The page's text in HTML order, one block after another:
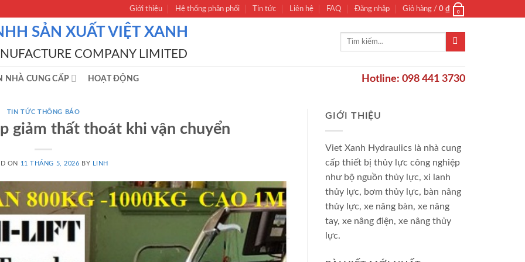
Giới thiệu Hệ thống phân phối Tin tức Liên hệ FAQ Đăng nhập Giỏ hàng / 0 ₫ 0
SẢN XUẤT VIỆT XANH
COMPANY LIMITED
Tìm
NHÀ CUNG CẤP HOẠT ĐỘNG Hotline: 098 441 3730
TIN TỨC THÔNG BÁO
giảm thất thoát khi vận chuyển
ON 11 THÁNG 5, 2026 BY LINH
GIỚI THIỆU
Viet Xanh Hydraulics là nhà cung
cấp thiết bị thủy lực công nghiệp
như bộ nguồn thủy lực, xi lanh
thủy lực, bơm thủy lực, bàn nâng
thủy lực, xe nâng bàn, xe nâng
tay, xe nâng điện, xe nâng thủy
lực.